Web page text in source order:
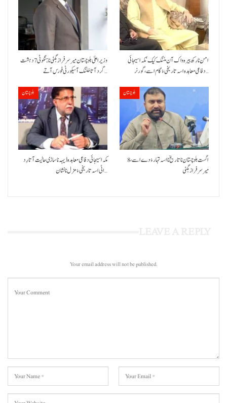
وزیراعلیٰ بلوچستان میر سرفراز بگٹی نا ہنگو ٹی 7 دہشت
گرد آتا خلنگ آ سیکورٹی فورس آتے…
امن نا رکھ بیرہ واک آن مننگ کیک‘ مکہ اسیجائی
دفاعی معاہدہ اسہ تاریخی ءُ گام اسے،گورنر…
بلوچستان
مکہ اسیجائی دفاعی معاہدہ ڈیہہ نا ساڑی حالیت آتا رِد
اٹی اسہ تاریخی ءُ مزل نا نشان…
بلوچستان
8 اگست بلوچستان نا تاریخ نا اسہ تہار ءُ دے اسے،
میرسرفراز بگٹی
Your email address will not be published.